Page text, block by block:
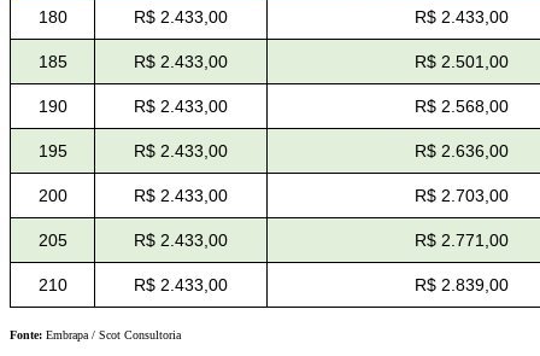
180 R$ 2.433,00 R$ 2.433,00
185 R$ 2.433,00 R$ 2.501,00
190 R$ 2.433,00 R$ 2.568,00
195 R$ 2.433,00 R$ 2.636,00
200 R$ 2.433,00 R$ 2.703,00
205 R$ 2.433,00 R$ 2.771,00
210 R$ 2.433,00 R$ 2.839,00
Fonte: Embrapa / Scot Consultoria